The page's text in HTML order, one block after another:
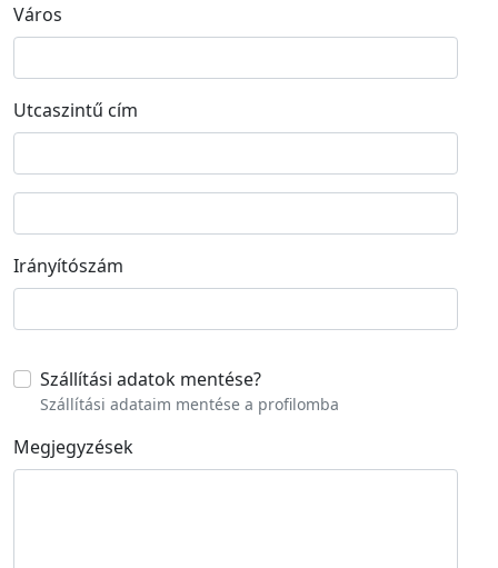
Város
Utcaszintű cím
Irányítószám
Szállítási adatok mentése?
Szállítási adataim mentése a profilomba
Megjegyzések